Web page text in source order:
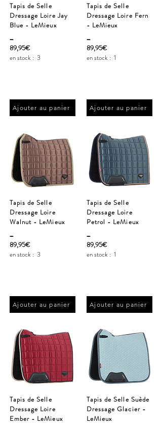
Tapis de Selle
Dressage Loire Jay
Blue - LeMieux
_
89,95€
en stock : 3
Ajouter au panier
Tapis de Selle
Dressage Loire
Walnut - LeMieux
_
89,95€
en stock : 3
Ajouter au panier
Tapis de Selle
Dressage Loire
Ember - LeMieux
Tapis de Selle
Dressage Loire Fern
- LeMieux
_
89,95€
en stock : 1
Ajouter au panier
Tapis de Selle
Dressage Loire
Petrol - LeMieux
_
89,95€
en stock : 1
Ajouter au panier
Tapis de Selle Suède
Dressage Glacier -
LeMieux